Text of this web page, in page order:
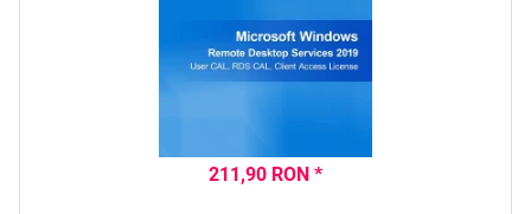
211,90 RON *